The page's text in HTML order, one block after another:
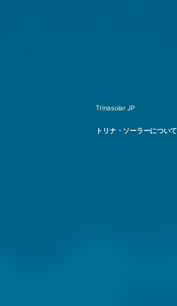
Trinasolar JP
トリナ・ソーラーについて